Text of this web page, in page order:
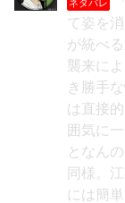
ネタバレ
て姿を
が統べ
襲来に
き勝手
は直接
囲気に
となん
同様。
には簡